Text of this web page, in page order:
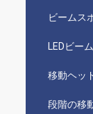
ビームス
LEDビー
移動ヘッ
段階の移